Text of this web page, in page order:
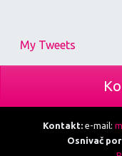
My Tweets
Kontakt:e-mail:
Osnivač